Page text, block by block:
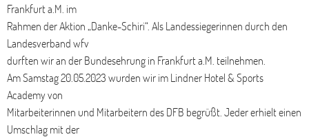
Frankfurt a.M. im
Rahmen der Aktion „Danke-Schiri“. Als Landessiegerinnen durch den
Landesverband wfv
durften wir an der Bundesehrung in Frankfurt a.M. teilnehmen.
Am Samstag 20.05.2023 wurden wir im Lindner Hotel & Sports
Academy von
Mitarbeiterinnen und Mitarbeitern des DFB begrüßt. Jeder erhielt einen
Umschlag mit der